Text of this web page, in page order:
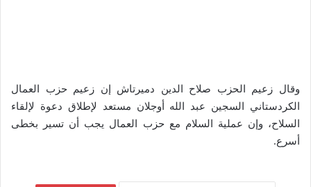
وقال زعيم الحزب صلاح الدين دميرتاش إن زعيم حزب العمال
الكردستاني السجين عبد الله أوجلان مستعد لإطلاق دعوة لإلقاء
السلاح، وإن عملية السلام مع حزب العمال يجب أن تسير بخطى
أسرع.